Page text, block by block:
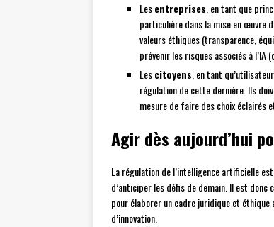
Lesentreprises , en tant que
particulière dans la mise en œuvre
valeurs éthiques (transparence,
prévenir les risques associés à l’IA
Lescitoyens , en tant
régulation de cette dernière. Ils
mesure de faire des choix éclairés
Agir dès aujourd’hui
La régulation de l’intelligence artificielle
d’anticiper les défis de demain. Il est
pour élaborer un cadre juridique et
d’innovation.